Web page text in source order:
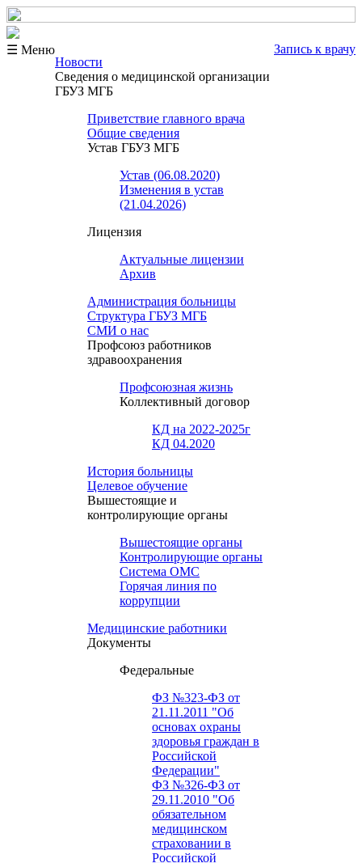
☰ Меню
Запись к врачу
Новости
Сведения о медицинской организации
ГБУЗ МГБ
Приветствие главного врача
Общие сведения
Устав ГБУЗ МГБ
Устав (06.08.2020)
Изменения в устав
(21.04.2026)
Лицензия
Актуальные лицензии
Архив
Администрация больницы
Структура ГБУЗ МГБ
СМИ о нас
Профсоюз работников
здравоохранения
Профсоюзная жизнь
Коллективный договор
КД на 2022-2025г
КД 04.2020
История больницы
Целевое обучение
Вышестоящие и
контролирующие органы
Вышестоящие органы
Контролирующие органы
Система ОМС
Горячая линия по
коррупции
Медицинские работники
Документы
Федеральные
ФЗ №323-ФЗ от
21.11.2011 "Об
основах охраны
здоровья граждан в
Российской
Федерации"
ФЗ №326-ФЗ от
29.11.2010 "Об
обязательном
медицинском
страховании в
Российской